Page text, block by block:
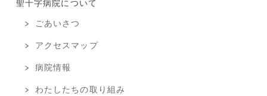
聖十字病院について
ごあいさつ
アクセスマップ
病院情報
わたしたちの取り組み